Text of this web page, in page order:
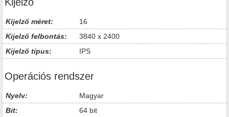
Kijelző méret:
16
Kijelző felbontás:
3840 x 2400
Kijelző típus:
IPS
Operációs rendszer
Nyelv:
Magyar
Bit:
64 bit